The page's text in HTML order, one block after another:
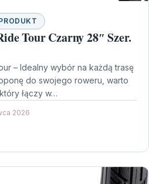
Tour Czarny 28″ Szer.
– Idealny wybór na każdą trasę
do swojego roweru, warto
łączy w…
2026